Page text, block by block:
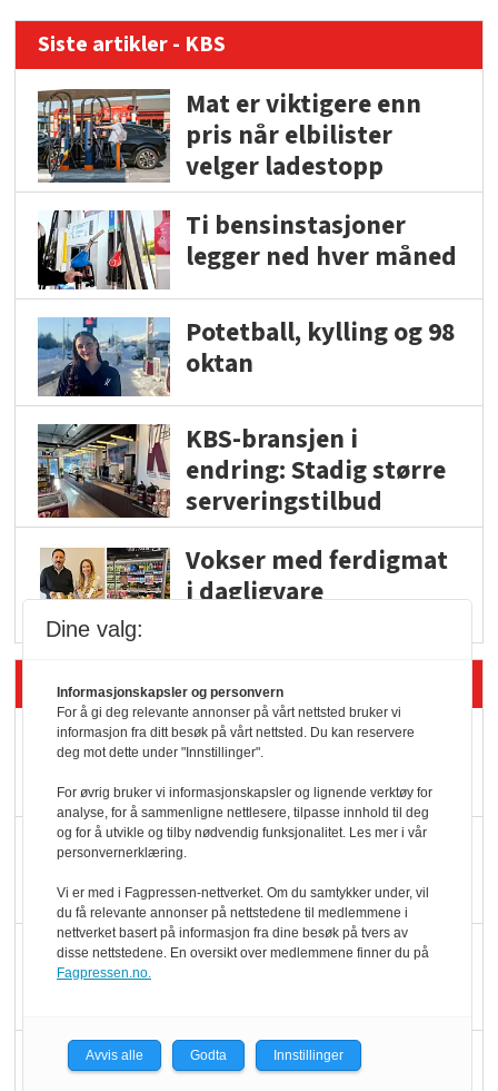
Siste artikler - KBS
Mat er viktigere enn
pris når elbilister
velger ladestopp
Ti bensinstasjoner
legger ned hver måned
Potetball, kylling og 98
oktan
KBS-bransjen i
endring: Stadig større
serveringstilbud
Vokser med ferdigmat
i dagligvare
Siste artikler - Butikk i praksis
Rema-flaggskip
Slik opprettholdes
ølsalget
Færre varer, men fulle
KI lager mat i butikken
Dine valg:
Informasjonskapsler og personvern
For å gi deg relevante annonser på vårt nettsted bruker vi
informasjon fra ditt besøk på vårt nettsted. Du kan reservere
deg mot dette under "Innstillinger".
For øvrig bruker vi informasjonskapsler og lignende verktøy for
analyse, for å sammenligne nettlesere, tilpasse innhold til deg
og for å utvikle og tilby nødvendig funksjonalitet. Les mer i vår
personvernerklæring.
Vi er med i Fagpressen-nettverket. Om du samtykker under, vil
du få relevante annonser på nettstedene til medlemmene i
nettverket basert på informasjon fra dine besøk på tvers av
disse nettstedene. En oversikt over medlemmene finner du på
Fagpressen.no.
Avvis alle Godta Innstillinger